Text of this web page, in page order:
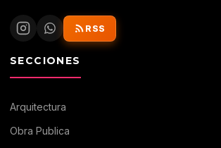
RSS
SECCIONES
Arquitectura
Obra Publica